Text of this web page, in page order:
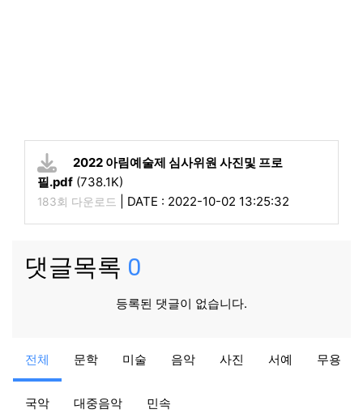
2022 아림예술제 심사위원 사진및 프로
필.pdf (738.1K)
183회 다운로드 DATE : 2022-10-02 13:25:32
댓글목록 0
등록된 댓글이 없습니다.
전체 문학 미술 음악 사진 서예 무용
국악 대중음악 민속
제49회 아림예술제 제15회 경남음악경연대회 결과
음악분과관리자 09-27